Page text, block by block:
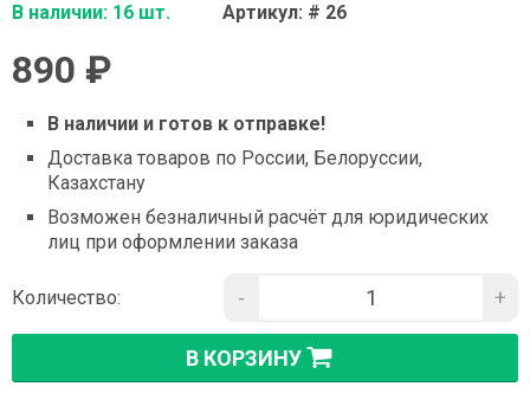
В наличии: 16 шт. Артикул: # 26
890 ₽
В наличии и готов к отправке!
Доставка товаров по России, Белоруссии,
Казахстану
Возможен безналичный расчёт для юридических
лиц при оформлении заказа
Количество: - +
В КОРЗИНУ